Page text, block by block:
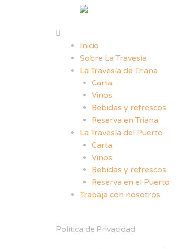
Inicio
Sobre La Travesía
La Travesía de Triana
Carta
Vinos
Bebidas y refrescos
Reserva en Triana
La Travesía del Puerto
Carta
Vinos
Bebidas y refrescos
Reserva en el Puerto
Trabaja con nosotros
Política de Privacidad